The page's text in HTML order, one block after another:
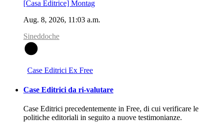
[Casa Editrice] Montag
Aug. 8, 2026, 11:03 a.m.
Sineddoche
Case Editrici Ex Free
Case Editrici da ri-valutare
Case Editrici precedentemente in Free, di cui verificare le
politiche editoriali in seguito a nuove testimonianze.